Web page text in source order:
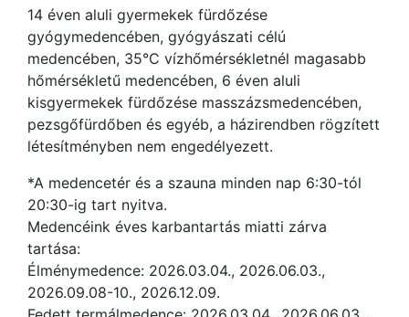
14 éven aluli gyermekek fürdőzése
gyógymedencében, gyógyászati célú
medencében, 35°C vízhőmérsékletnél magasabb
hőmérsékletű medencében, 6 éven aluli
kisgyermekek fürdőzése masszázsmedencében,
pezsgőfürdőben és egyéb, a házirendben rögzített
létesítményben nem engedélyezett.
*A medencetér és a szauna minden nap 6:30-tól
20:30-ig tart nyitva.
Medencéink éves karbantartás miatti zárva
tartása:
Élménymedence: 2026.03.04., 2026.06.03.,
2026.09.08-10., 2026.12.09.